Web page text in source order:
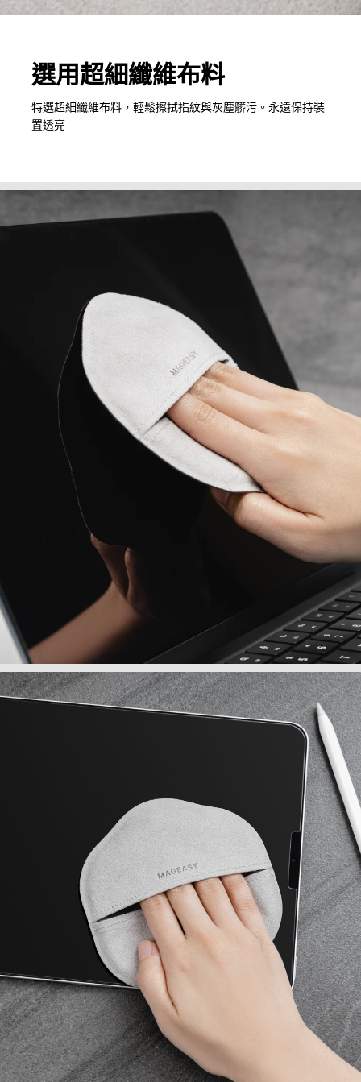
選用超細纖維布料
特選超細纖維布料，輕鬆擦拭指紋與灰塵髒污。永遠保持裝
置透亮